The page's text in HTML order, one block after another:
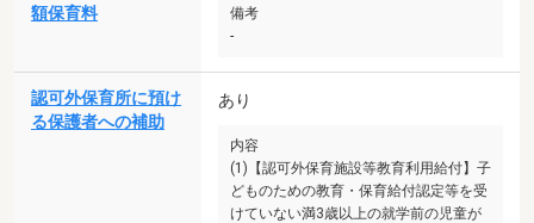
額保育料
備考
-
認可外保育所に預け
る保護者への補助
あり
内容
(1)【認可外保育施設等教育利用給付】子
どものための教育・保育給付認定等を受
けていない満3歳以上の就学前の児童が